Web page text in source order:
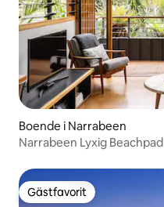
Boende i Narrabeen
Narrabeen Lyxig Beachpad
Gästfavorit
Gästfavorit